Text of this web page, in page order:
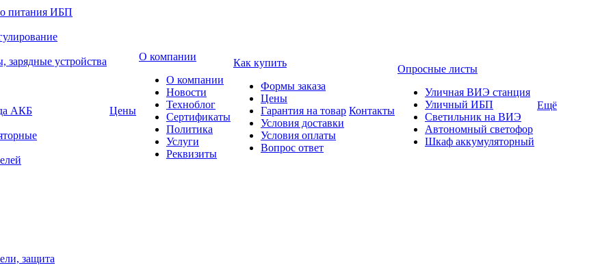
питания ИБП
зарядные устройства
АКБ
защита
Цены
О компании
О компании
Новости
Техноблог
Сертификаты
Политика
Услуги
Реквизиты
Как купить
Формы заказа
Цены
Гарантия на товар
Условия доставки
Условия оплаты
Вопрос ответ
Контакты
Опросные листы
Уличная ВИЭ станция
Уличный ИБП
Светильник на ВИЭ
Автономный светофор
Шкаф аккумуляторный
Ещё